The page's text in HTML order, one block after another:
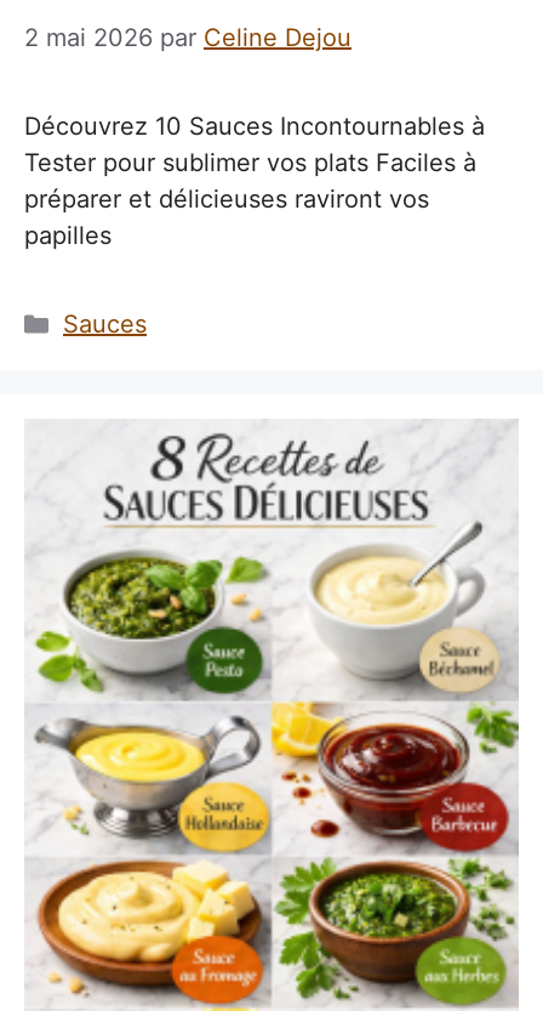
2 mai 2026 par Celine Dejou
Découvrez 10 Sauces Incontournables à
Tester pour sublimer vos plats Faciles à
préparer et délicieuses raviront vos
papilles
Catégories
Sauces